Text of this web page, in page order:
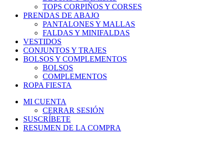
TOPS CORPIÑOS Y CORSES
PRENDAS DE ABAJO
PANTALONES Y MALLAS
FALDAS Y MINIFALDAS
VESTIDOS
CONJUNTOS Y TRAJES
BOLSOS Y COMPLEMENTOS
BOLSOS
COMPLEMENTOS
ROPA FIESTA
MI CUENTA
CERRAR SESIÓN
SUSCRÍBETE
RESUMEN DE LA COMPRA